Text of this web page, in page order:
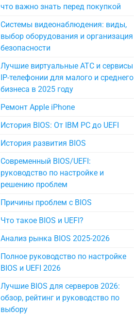
что важно знать перед покупкой
Системы видеонаблюдения: виды,
выбор оборудования и организация
безопасности
Лучшие виртуальные АТС и сервисы
IP-телефонии для малого и среднего
бизнеса в 2025 году
Ремонт Apple iPhone
История BIOS: От IBM PC до UEFI
История развития BIOS
Современный BIOS/UEFI:
руководство по настройке и
решению проблем
Причины проблем с BIOS
Что такое BIOS и UEFI?
Анализ рынка BIOS 2025-2026
Полное руководство по настройке
BIOS и UEFI 2026
Лучшие BIOS для серверов 2026:
обзор, рейтинг и руководство по
выбору